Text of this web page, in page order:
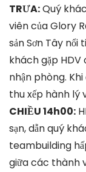
TRƯA:Quý
viên của Glory
sản Sơn Tây nổi
khách gặp HDV
nhận phòng.
thu xếp hành lý
CHIỀU 14h00:
sạn, dẫn quý
teambuilding
giữa các thành